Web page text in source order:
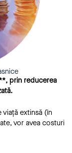
prin reducerea
extinsă (în
vor avea costuri